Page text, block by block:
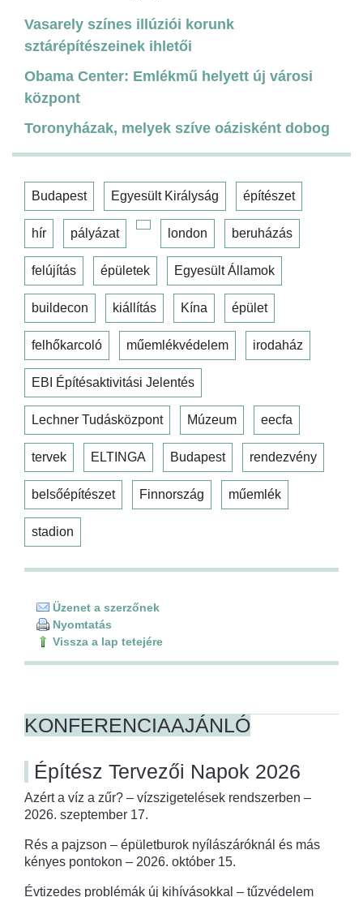
Vasarely színes illúziói korunk
sztárépítészeinek ihletői
Obama Center: Emlékmű helyett új városi
központ
Toronyházak, melyek szíve oázisként dobog
Budapest Egyesült Királyság építészet
hír pályázat london beruházás
felújítás épületek Egyesült Államok
buildecon kiállítás Kína épület
felhőkarcoló műemlékvédelem irodaház
EBI Építésaktivitási Jelentés
Lechner Tudásközpont Múzeum eecfa
tervek ELTINGA Budapest rendezvény
belsőépítészet Finnország műemlék
stadion
Üzenet a szerzőnek
Nyomtatás
Vissza a lap tetejére
KONFERENCIAAJÁNLÓ
Építész Tervezői Napok 2026
Azért a víz a zűr? – vízszigetelések rendszerben –
2026. szeptember 17.
Rés a pajzson – épületburok nyílászáróknál és más
kényes pontokon – 2026. október 15.
Évtizedes problémák új kihívásokkal – tűzvédelem